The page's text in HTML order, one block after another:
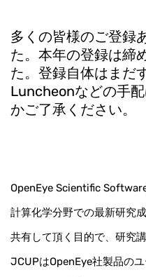
多くの皆様のご登録
た。本年の登録は締
た。登録自体はまだ
Luncheonなどの手
かご了承ください。
OpenEye Scientific
計算化学分野での最新研究
共有して頂く目的で、研究
JCUPはOpenEye社製品の